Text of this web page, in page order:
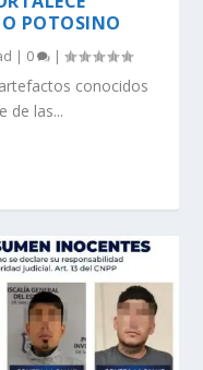
POTOSINO
| 0 |
conocidos
de las...